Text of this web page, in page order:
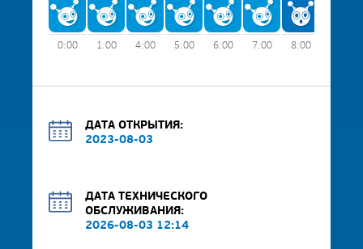
0:00 1:00 4:00 5:00 6:00 7:00 8:00
ДАТА ОТКРЫТИЯ:
2023-08-03
ДАТА ТЕХНИЧЕСКОГО
ОБСЛУЖИВАНИЯ:
2026-08-03 12:14